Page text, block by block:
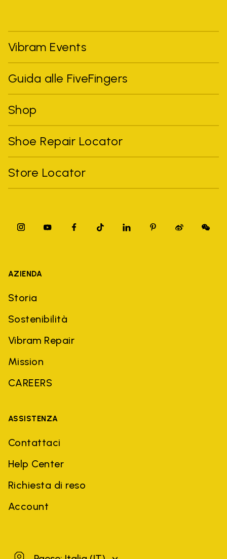
Vibram Events
Guida alle FiveFingers
Shop
Shoe Repair Locator
Store Locator
AZIENDA
Storia
Sostenibilità
Vibram Repair
Mission
CAREERS
ASSISTENZA
Contattaci
Help Center
Richiesta di reso
Account